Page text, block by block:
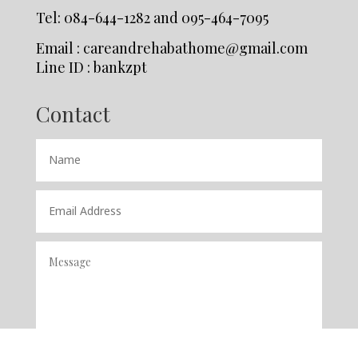
Tel: 084-644-1282 and 095-464-7095
Email : careandrehabathome@gmail.com
Line ID : bankzpt
Contact